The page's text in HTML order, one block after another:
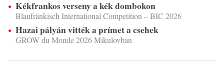
Kékfrankos verseny a kék dombokon
Blaufränkisch International Competition – BIC 2026
Hazai pályán vitték a prímet a csehek
GROW du Monde 2026 Mikulovban